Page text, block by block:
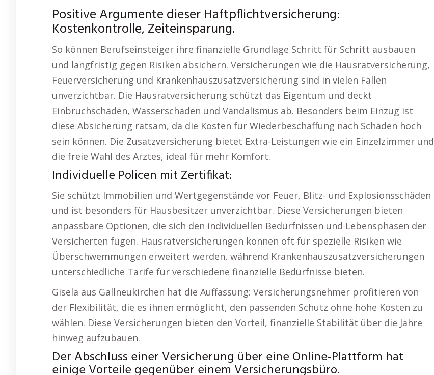
Positive Argumente dieser Haftpflichtversicherung:
Kostenkontrolle, Zeiteinsparung.
So können Berufseinsteiger ihre finanzielle Grundlage Schritt für Schritt ausbauen
und langfristig gegen Risiken absichern. Versicherungen wie die Hausratversicherung,
Feuerversicherung und Krankenhauszusatzversicherung sind in vielen Fällen
unverzichtbar. Die Hausratversicherung schützt das Eigentum und deckt
Einbruchschäden, Wasserschäden und Vandalismus ab. Besonders beim Einzug ist
diese Absicherung ratsam, da die Kosten für Wiederbeschaffung nach Schäden hoch
sein können. Die Zusatzversicherung bietet Extra-Leistungen wie ein Einzelzimmer und
die freie Wahl des Arztes, ideal für mehr Komfort.
Individuelle Policen mit Zertifikat:
Sie schützt Immobilien und Wertgegenstände vor Feuer, Blitz- und Explosionsschäden
und ist besonders für Hausbesitzer unverzichtbar. Diese Versicherungen bieten
anpassbare Optionen, die sich den individuellen Bedürfnissen und Lebensphasen der
Versicherten fügen. Hausratversicherungen können oft für spezielle Risiken wie
Überschwemmungen erweitert werden, während Krankenhauszusatzversicherungen
unterschiedliche Tarife für verschiedene finanzielle Bedürfnisse bieten.
Gisela aus Gallneukirchen hat die Auffassung: Versicherungsnehmer profitieren von
der Flexibilität, die es ihnen ermöglicht, den passenden Schutz ohne hohe Kosten zu
wählen. Diese Versicherungen bieten den Vorteil, finanzielle Stabilität über die Jahre
hinweg aufzubauen.
Der Abschluss einer Versicherung über eine Online-Plattform hat
einige Vorteile gegenüber einem Versicherungsbüro.